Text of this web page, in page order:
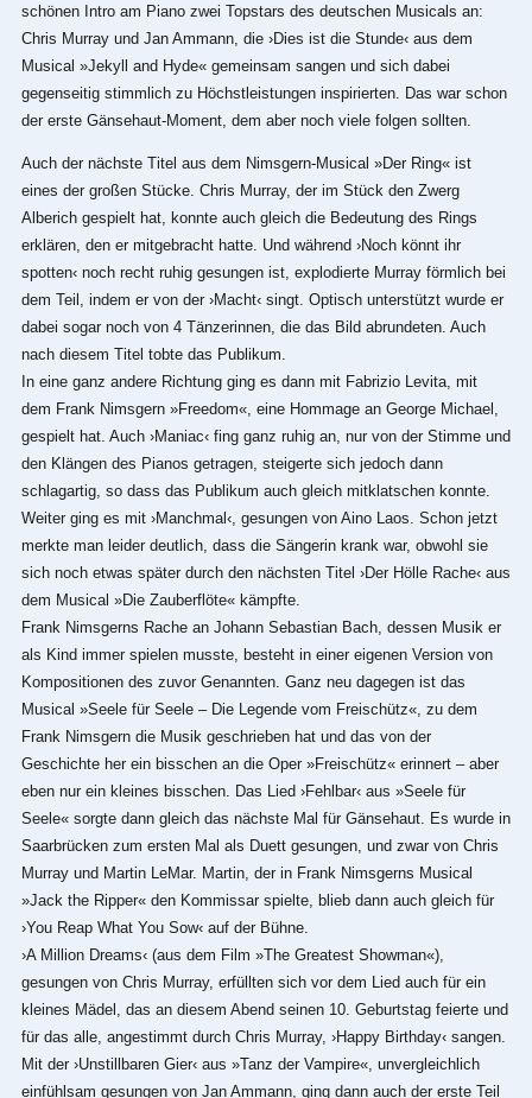
schönen Intro am Piano zwei Topstars des deutschen Musicals an:
Chris Murray und Jan Ammann, die ›Dies ist die Stunde‹ aus dem
Musical »Jekyll and Hyde« gemeinsam sangen und sich dabei
gegenseitig stimmlich zu Höchstleistungen inspirierten. Das war schon
der erste Gänsehaut-Moment, dem aber noch viele folgen sollten.
Auch der nächste Titel aus dem Nimsgern-Musical »Der Ring« ist
eines der großen Stücke. Chris Murray, der im Stück den Zwerg
Alberich gespielt hat, konnte auch gleich die Bedeutung des Rings
erklären, den er mitgebracht hatte. Und während ›Noch könnt ihr
spotten‹ noch recht ruhig gesungen ist, explodierte Murray förmlich bei
dem Teil, indem er von der ›Macht‹ singt. Optisch unterstützt wurde er
dabei sogar noch von 4 Tänzerinnen, die das Bild abrundeten. Auch
nach diesem Titel tobte das Publikum.
In eine ganz andere Richtung ging es dann mit Fabrizio Levita, mit
dem Frank Nimsgern »Freedom«, eine Hommage an George Michael,
gespielt hat. Auch ›Maniac‹ fing ganz ruhig an, nur von der Stimme und
den Klängen des Pianos getragen, steigerte sich jedoch dann
schlagartig, so dass das Publikum auch gleich mitklatschen konnte.
Weiter ging es mit ›Manchmal‹, gesungen von Aino Laos. Schon jetzt
merkte man leider deutlich, dass die Sängerin krank war, obwohl sie
sich noch etwas später durch den nächsten Titel ›Der Hölle Rache‹ aus
dem Musical »Die Zauberflöte« kämpfte.
Frank Nimsgerns Rache an Johann Sebastian Bach, dessen Musik er
als Kind immer spielen musste, besteht in einer eigenen Version von
Kompositionen des zuvor Genannten. Ganz neu dagegen ist das
Musical »Seele für Seele ‒ Die Legende vom Freischütz«, zu dem
Frank Nimsgern die Musik geschrieben hat und das von der
Geschichte her ein bisschen an die Oper »Freischütz« erinnert – aber
eben nur ein kleines bisschen. Das Lied ›Fehlbar‹ aus »Seele für
Seele« sorgte dann gleich das nächste Mal für Gänsehaut. Es wurde in
Saarbrücken zum ersten Mal als Duett gesungen, und zwar von Chris
Murray und Martin LeMar. Martin, der in Frank Nimsgerns Musical
»Jack the Ripper« den Kommissar spielte, blieb dann auch gleich für
›You Reap What You Sow‹ auf der Bühne.
›A Million Dreams‹ (aus dem Film »The Greatest Showman«),
gesungen von Chris Murray, erfüllten sich vor dem Lied auch für ein
kleines Mädel, das an diesem Abend seinen 10. Geburtstag feierte und
für das alle, angestimmt durch Chris Murray, ›Happy Birthday‹ sangen.
Mit der ›Unstillbaren Gier‹ aus »Tanz der Vampire«, unvergleichlich
einfühlsam gesungen von Jan Ammann, ging dann auch der erste Teil